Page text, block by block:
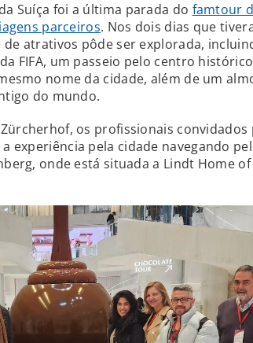
Suíça foi a última parada do famtour
parceiros. Nos dois dias que
atrativos pôde ser explorada,
FIFA, um passeio pelo centro
nome da cidade, além de um
do mundo.
os profissionais convidados
experiência pela cidade navegando
onde está situada a Lindt Home of